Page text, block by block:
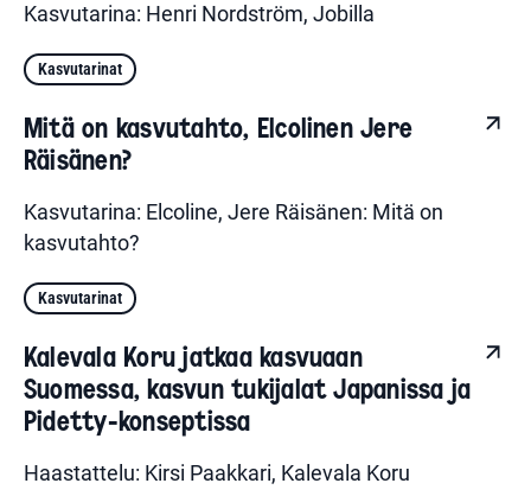
Kasvutarina: Henri Nordström, Jobilla
Kasvutarinat
Mitä on kasvutahto, Elcolinen Jere
Räisänen?
Kasvutarina: Elcoline, Jere Räisänen: Mitä on
kasvutahto?
Kasvutarinat
Kalevala Koru jatkaa kasvuaan
Suomessa, kasvun tukijalat Japanissa ja
Pidetty-konseptissa
Haastattelu: Kirsi Paakkari, Kalevala Koru